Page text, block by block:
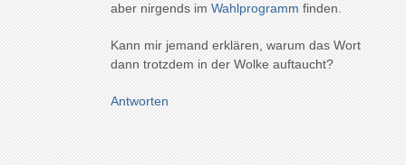
aber nirgends imWahlprogramm finden.
Kann mir jemand erklären, warum das Wort
dann trotzdem in der Wolke auftaucht?
Antworten